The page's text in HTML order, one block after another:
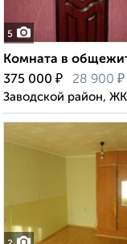
5
Комната в
375 000 ₽ 28 900 ₽
Заводской район,